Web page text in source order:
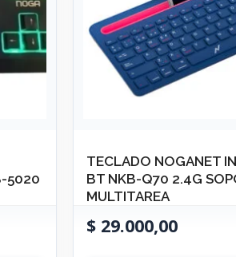
5020
TECLADO NOGANET
BT NKB-Q70 2.4G
MULTITAREA
$ 29.000,00